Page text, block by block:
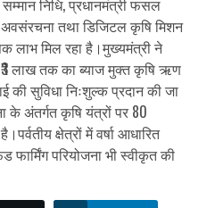
निधि, प्रधानमंत्री फसल
अवसंरचना तथा डिजिटल कृषि मिशन
लाभ मिल रहा है।मुख्यमंत्री ने
लाख तक का ब्याज मुक्त कृषि ऋण
की सुविधा निःशुल्क प्रदान की जा
के अंतर्गत कृषि यंत्रों पर 80
क्षेत्रों में वर्षा आधारित
परियोजना भी स्वीकृत की